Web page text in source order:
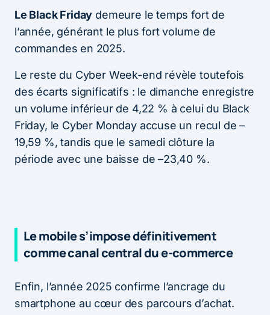
Le Black Friday demeure le temps fort de
l’année, générant le plus fort volume de
commandes en 2025.
Le reste du Cyber Week-end révèle toutefois
des écarts significatifs : le dimanche enregistre
un volume inférieur de 4,22 % à celui du Black
Friday, le Cyber Monday accuse un recul de –
19,59 %, tandis que le samedi clôture la
période avec une baisse de –23,40 %.
Le mobile s’impose définitivement
comme canal central du e-commerce
Enfin, l’année 2025 confirme l’ancrage du
smartphone au cœur des parcours d’achat.